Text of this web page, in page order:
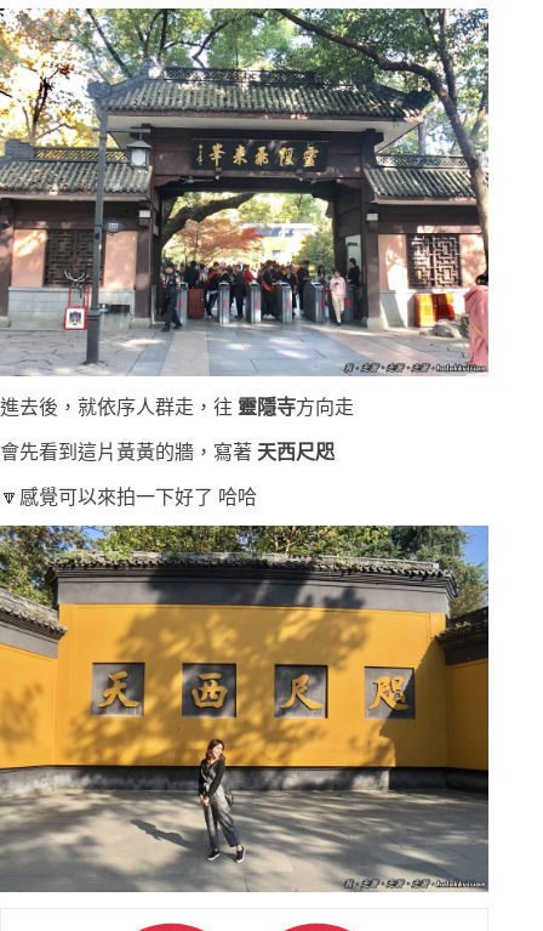
進去後，就依序人群走，往 靈隱寺方向走
會先看到這片黃黃的牆，寫著 天西尺咫
🔽感覺可以來拍一下好了 哈哈